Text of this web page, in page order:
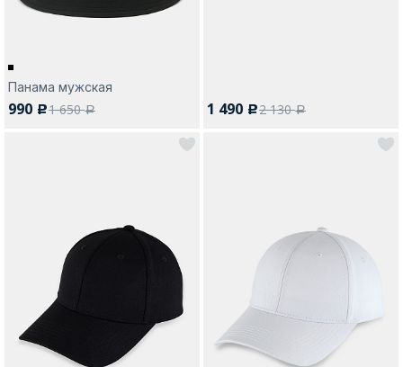
О компании
Покупателям
Панама мужская
990 c1 650a 1 490 c2 130a